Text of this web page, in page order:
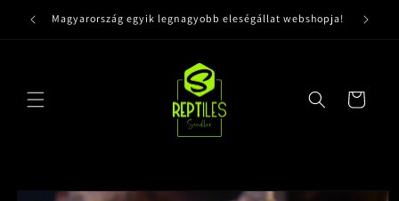
tartalomhoz
Magyarország egyik legnagyobb eleségállat webshopja!
Kosár
Kihagyás, és